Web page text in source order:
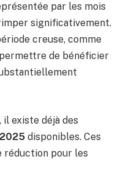
par les mois
significativement.
creuse, comme
de bénéficier
existe déjà des
disponibles. Ces
réduction pour les